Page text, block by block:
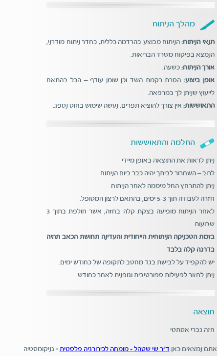
מהלך הניתוח
תנאי הניתוח:הניתוח מבוצע בהרדמה כללית, בחדר ניתוח מודרני,
הנמצא בפיקוח משרד הבריאות.
אורך הניתוח: כשעה.
אופן ביצוע: הסרת רקמת השד וכן שומן עודף – הכל בהתאם
לייעוץ שניתן לך במרפאה.
התאוששות: אין צורך להוציא תפרים. נעשה שימוש בחוט נספג.
החלמה והתאוששות
ניתן לראות את התוצאה באופן מיידי
לרוב – השחרור לביתך יהיה כבר ביום הניתוח
ניתן להתרחץ החל מיממה לאחר הניתוח
חזרה לעבודה תוך 5-3 ימים, בהתאם לרצון המטופל.
לאחר הניתוח מופיעה בצקת קלה בחזה, אשר חולפת בתוך 3
שבועות
בזכות הטכניקה הניתוחית הייחודית והעדינה תחושת הכאב תהיה
בדרגה קלה בלבד
יש להקפיד על לבישת בגד מחטב לתקופה של כחודש ימים.
ניתן לחזור לפעילות ספורטיבית וגופנית לאחר כחודש
תוצאה
חזה גברי אסתטי
אתם נמצאים כאן:ד"ר שי שטהל - מומחה לכירורגיה פלסטית > גניקומסטיה